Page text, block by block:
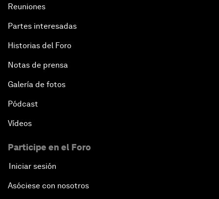
Reuniones
Partes interesadas
Historias del Foro
Notas de prensa
Galería de fotos
Pódcast
Vídeos
Participe en el Foro
Iniciar sesión
Asóciese con nosotros